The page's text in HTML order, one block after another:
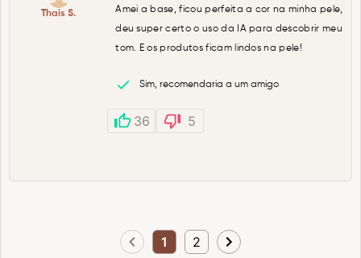
Thais S.
Amei a base, ficou perfeita a cor na minha pele,
deu super certo o uso da IA para descobrir meu
tom. E os produtos ficam lindos na pele!
Sim, recomendaria a um amigo
36 5
1 2